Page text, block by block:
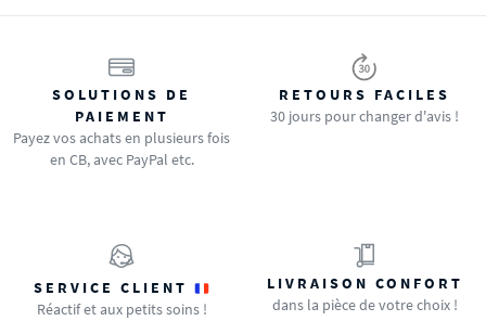
SOLUTIONS DE
PAIEMENT
Payez vos achats en plusieurs fois
en CB, avec PayPal etc.
RETOURS FACILES
30 jours pour changer d'avis !
SERVICE CLIENT
Réactif et aux petits soins !
LIVRAISON CONFORT
dans la pièce de votre choix !